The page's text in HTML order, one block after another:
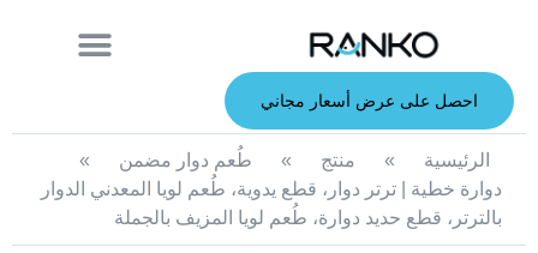
احصل على عرض أسعار مجاني
الرئيسية » منتج » طُعم دوار مضمن
»
دوارة خطية | ترتر دوار، قطع يدوية، طُعم لويا المعدني الدوار
بالترتر، قطع حديد دوارة، طُعم لويا المزيف بالجملة